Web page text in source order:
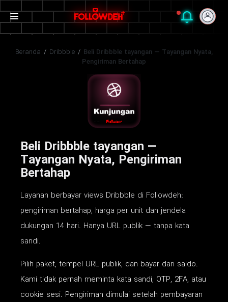
Beranda / Dribbble / Beli Dribbble tayangan — Tayangan Nyata,
Pengiriman Bertahap
Beli Dribbble tayangan —
Tayangan Nyata, Pengiriman
Bertahap
Layanan berbayar views Dribbble di Followdeh:
pengiriman bertahap, harga per unit dan jendela
dukungan 14 hari. Hanya URL publik — tanpa kata
sandi.
Pilih paket, tempel URL publik, dan bayar dari saldo.
Kami tidak pernah meminta kata sandi, OTP, 2FA, atau
cookie sesi. Pengiriman dimulai setelah pembayaran